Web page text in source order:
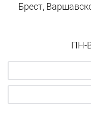
Брест,
ПН-